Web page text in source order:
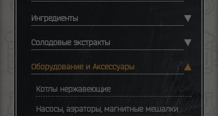
Ингредиенты
Солодовые экстракты
Оборудование и Аксессуары
Котлы нержавеющие
Насосы, аэраторы, магнитные мешалки